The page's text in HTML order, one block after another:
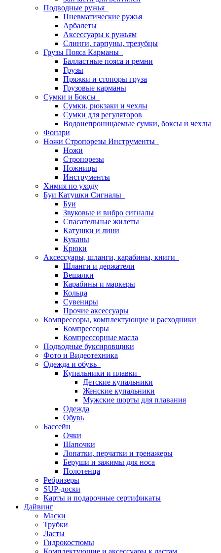
Подводные ружья
Пневматические ружья
Арбалеты
Аксессуары к ружьям
Слинги, гарпуны, трезубцы
Грузы Пояса Карманы
Балластные пояса и ремни
Грузы
Пряжки и стопоры груза
Грузовые карманы
Сумки и Боксы
Сумки, рюкзаки и чехлы
Сумки для регуляторов
Водонепроницаемые сумки, боксы и чехлы
Фонари
Ножи Стропорезы Инструменты
Ножи
Стропорезы
Ножницы
Инструменты
Химия по уходу
Буи Катушки Сигналы
Буи
Звуковые и вибро сигналы
Спасательные жилеты
Катушки и лини
Куканы
Крюки
Аксессуары, шланги, карабины, книги
Шланги и держатели
Вешалки
Карабины и маркеры
Кольца
Сувениры
Прочие аксессуары
Компрессоры, комплектующие и расходники
Компрессоры
Компрессорные масла
Подводные буксировщики
Фото и Видеотехника
Одежда и обувь
Купальники и плавки
Детские купальники
Женские купальники
Мужские шорты для плавания
Одежда
Обувь
Бассейн
Очки
Шапочки
Лопатки, перчатки и тренажеры
Беруши и зажимы для носа
Полотенца
Ребризеры
SUP-доски
Карты и подарочные сертификаты
Дайвинг
Маски
Трубки
Ласты
Гидрокостюмы
Комплектующие и аксессуары к ластам